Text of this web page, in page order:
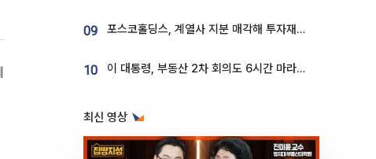
09 포스코홀딩스, 계열사 지분 매각해 투자재원 2.5조 확보
10 이 대통령, 부동산 2차 회의도 6시간 마라톤…"기존 사고 벗어나 과감히 실천"
최신 영상